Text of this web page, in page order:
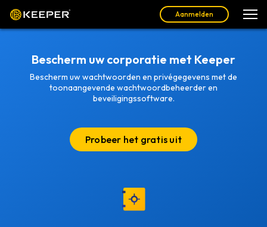
Aanmelden
Bescherm uw corporatie met Keeper
Bescherm uw wachtwoorden en privégegevens met de
toonaangevende wachtwoordbeheerder en
beveiligingssoftware.
Probeer het gratis uit